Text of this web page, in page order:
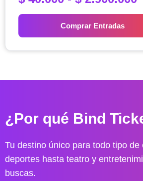
c
s
:
Comprar Entradas
¿Por qué Bind
Tu destino único para todo tipo
deportes hasta teatro y
buscas.